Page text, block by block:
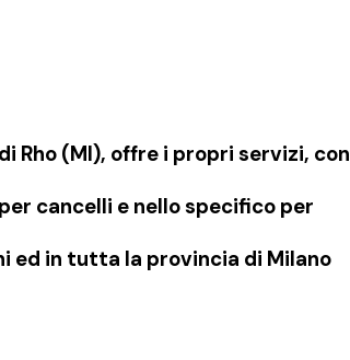
Rho (MI), offre i propri servizi, con
cancelli e nello specifico per
ed in tutta la provincia di Milano